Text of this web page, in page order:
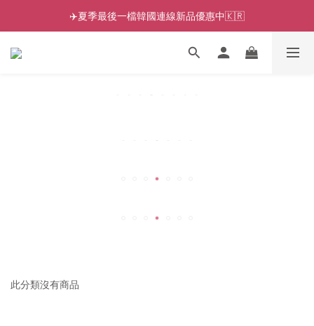
✈️夏季最後一檔韓國連線新品優惠中🇰🇷
此分類沒有商品